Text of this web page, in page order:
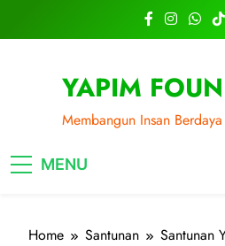
YAPIM
Membangun Insan
MENU
Home Santunan Santunan